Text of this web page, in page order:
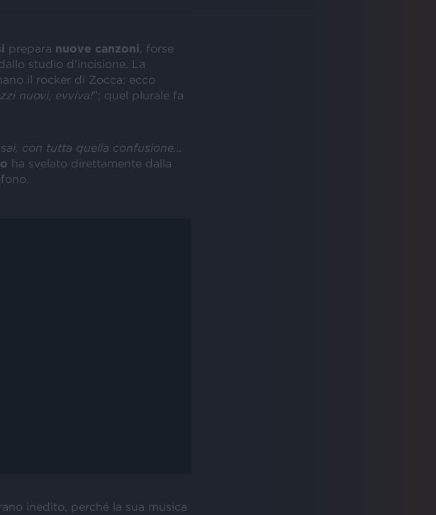
prepara nuove canzoni , forse
studio d'incisione. La
il rocker di Zocca: ecco
nuovi, evviva!”; quel plurale fa
con tutta quella confusione...
ha svelato direttamente dalla
inedito, perché la sua musica